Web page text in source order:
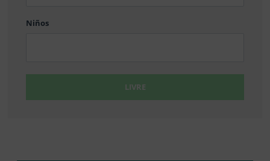
Niños
LIVRE